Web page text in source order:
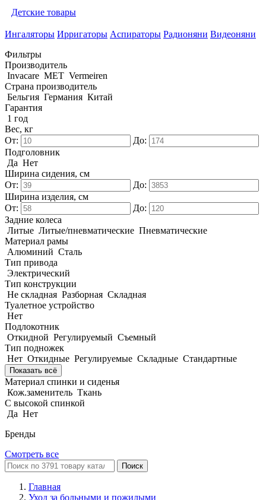
Детские товары
Ингаляторы Ирригаторы Аспираторы Радионяни Видеоняни
Фильтры
Производитель
Invacare MET Vermeiren
Страна производитель
Бельгия Германия Китай
Гарантия
1 год
Вес, кг
От:
До:
Подголовник
Да Нет
Ширина сидения, см
От:
До:
Ширина изделия, см
От:
До:
Задние колеса
Литые Литые/пневматические Пневматические
Материал рамы
Алюминий Сталь
Тип привода
Электрический
Тип конструкции
Не складная Разборная Складная
Туалетное устройство
Нет
Подлокотник
Откидной Регулируемый Съемный
Тип подножек
Нет Откидные Регулируемые Складные Стандартные
Показать всё
Материал спинки и сиденья
Кож.заменитель Ткань
С высокой спинкой
Да Нет
Бренды
Смотреть все
Поиск
Главная
Уход за больными и пожилыми